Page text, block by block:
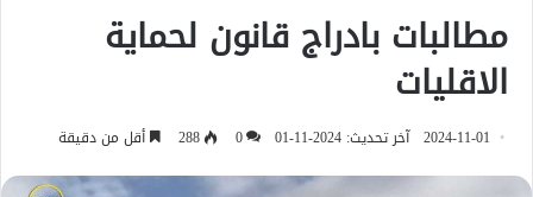
مطالبات بادراج قانون لحماية
الاقليات
2024-11-01 آخر تحديث: 2024-11-01 0
288 أقل من دقيقة